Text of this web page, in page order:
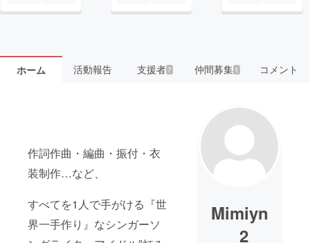
ホーム 活動報告 支援者7 仲間募集 1 コメント
作詞作曲・編曲・振付・衣
装制作…など、
すべてを1人で手がける『世
界一手作り』なシンガーソ
Mimiyn
_2